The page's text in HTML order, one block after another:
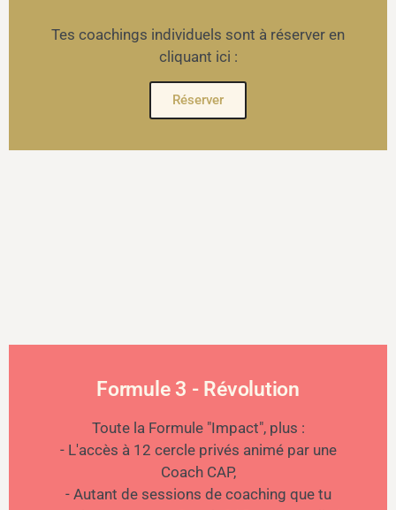
Tes coachings individuels sont à réserver en
cliquant ici :
Réserver
Formule 3 - Révolution
Toute la Formule "Impact", plus :
- L'accès à 12 cercle privés animé par une
Coach CAP,
- Autant de sessions de coaching que tu